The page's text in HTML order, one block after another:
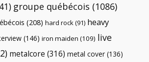
groupe québécois (1086)
(208) hard rock(91) heavy
(146) iron maiden (109) live
metalcore (316) metal cover (136)